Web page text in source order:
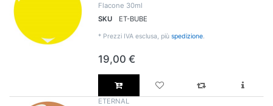
Flacone 30ml
SKU
ET-BUBE
* Prezzi IVA esclusa, più spedizione.
19,00 €
ETERNAL